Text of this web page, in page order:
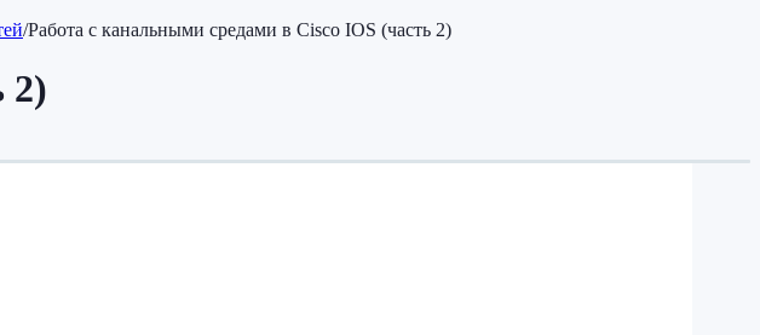
/Работа с канальными средами в Cisco IOS (часть 2)
2)